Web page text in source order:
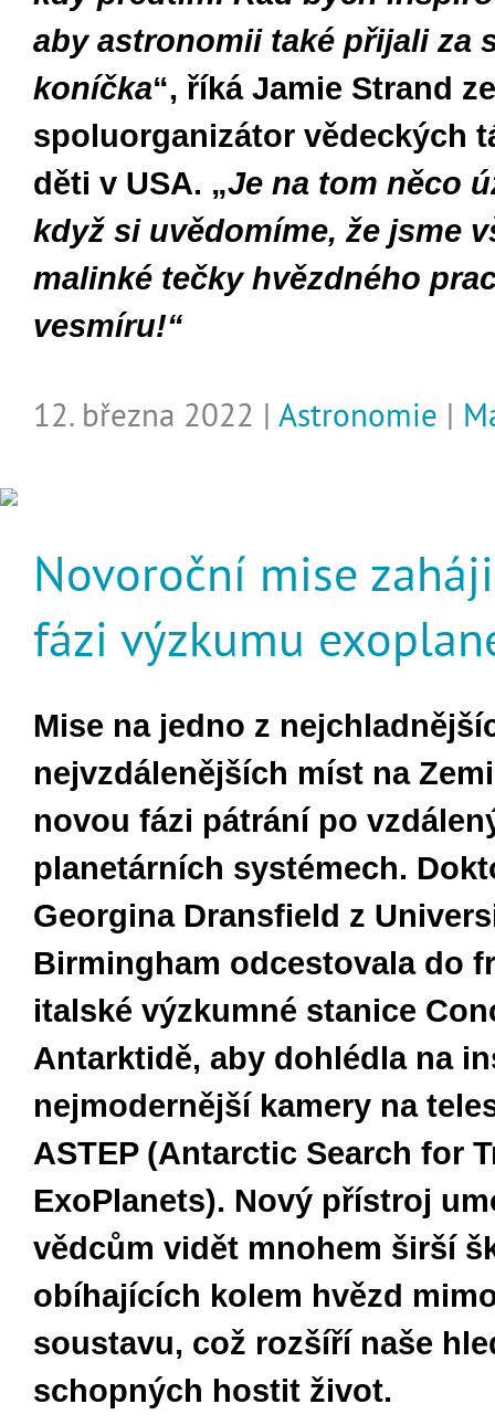
aby astronomii také přijali za
koníčka“, říká Jamie Strand
spoluorganizátor vědeckých
děti v USA. „Je na tom něco
když si uvědomíme, že jsme
malinké tečky hvězdného
vesmíru!“
12. března 2022 | Astronomie |
Novoroční mise
fázi výzkumu
Mise na jedno z
nejvzdálenějších míst na
novou fázi pátrání po
planetárních systémech.
Georgina Dransfield z
Birmingham odcestovala do
italské výzkumné stanice
Antarktidě, aby dohlédla na
nejmodernější kamery na
ASTEP (Antarctic Search for
ExoPlanets). Nový přístroj
vědcům vidět mnohem širší
obíhajících kolem hvězd
soustavu, což rozšíří naše
schopných hostit život.